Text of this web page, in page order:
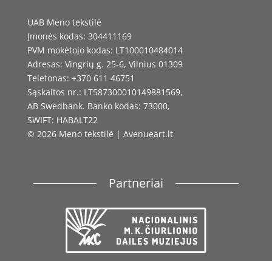
UAB Meno tekstilė
Įmonės kodas: 304411169
PVM mokėtojo kodas: LT100010484014
Adresas: Vingrių g. 25-6, Vilnius 01309
Telefonas: +370 611 46751
Sąskaitos nr.: LT587300010149881569,
AB Swedbank. Banko kodas: 73000,
SWIFT: HABALT22
© 2026 Meno tekstilė | Avenueart.lt
Partneriai